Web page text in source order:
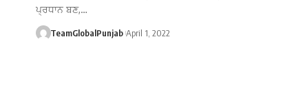
ਪ੍ਰਧਾਨ ਬਣ,…
TeamGlobalPunjab April 1, 2022